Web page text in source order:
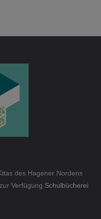
des Hagener Nordens
Verfügung Schulbücherei